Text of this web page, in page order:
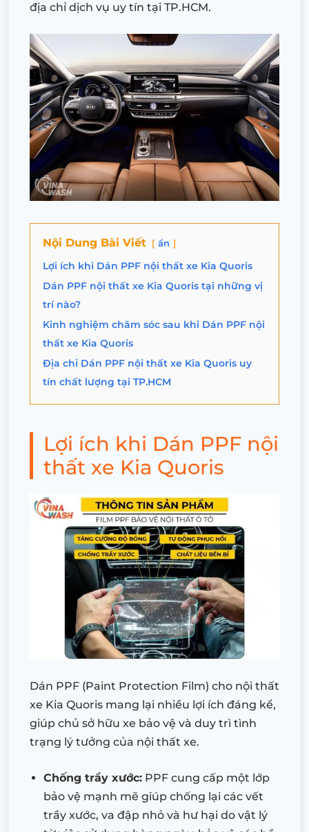
địa chỉ dịch vụ uy tín tại TP.HCM.
Nội Dung Bài Viết ẩn
Lợi ích khi Dán PPF nội thất xe Kia Quoris
Dán PPF nội thất xe Kia Quoris tại những vị
trí nào?
Kinh nghiệm chăm sóc sau khi Dán PPF nội
thất xe Kia Quoris
Địa chỉ Dán PPF nội thất xe Kia Quoris uy
tín chất lượng tại TP.HCM
Lợi ích khi Dán PPF nội
thất xe Kia Quoris
Dán PPF (Paint Protection Film) cho nội thất
xe Kia Quoris mang lại nhiều lợi ích đáng kể,
giúp chủ sở hữu xe bảo vệ và duy trì tình
trạng lý tưởng của nội thất xe.
Chống trầy xước: PPF cung cấp một lớp
bảo vệ mạnh mẽ giúp chống lại các vết
trầy xước, va đập nhỏ và hư hại do vật lý